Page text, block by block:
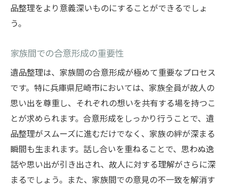
ト活用法
専門家のアドバイスを活かす
プロのサポートが提供する安心感
実績と信頼性の確認方法
プロに任せることで得られるメリット
兵庫県尼崎市の遺品整理で心穏やかな日々を迎
えるためのステップ
地域に根ざした遺品整理の方法
心穏やかに進めるための工夫
品整理をより意義深いものにすることができるでしょ
う。
家族間での合意形成の重要性
遺品整理は、家族間の合意形成が極めて重要なプロセス
です。特に兵庫県尼崎市においては、家族全員が故人の
思い出を尊重し、それぞれの想いを共有する場を持つこ
とが求められます。合意形成をしっかり行うことで、遺
品整理がスムーズに進むだけでなく、家族の絆が深まる
瞬間も生まれます。話し合いを重ねることで、思わぬ逸
話や思い出が引き出され、故人に対する理解がさらに深
まるでしょう。また、家族間での意見の不一致を解消す